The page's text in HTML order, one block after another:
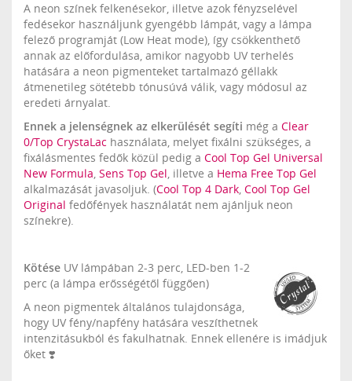
A neon színek felkenésekor, illetve azok fényzselével
fedésekor használjunk gyengébb lámpát, vagy a lámpa
felező programját (Low Heat mode), így csökkenthető
annak az előfordulása, amikor nagyobb UV terhelés
hatására a neon pigmenteket tartalmazó géllakk
átmenetileg sötétebb tónusúvá válik, vagy módosul az
eredeti árnyalat.
Ennek a jelenségnek az elkerülését segíti még a Clear
0/Top CrystaLac használata, melyet fixálni szükséges, a
fixálásmentes fedők közül pedig a Cool Top Gel Universal
New Formula, Sens Top Gel, illetve a Hema Free Top Gel
alkalmazását javasoljuk. (Cool Top 4 Dark, Cool Top Gel
Original fedőfények használatát nem ajánljuk neon
színekre).
Kötése UV lámpában 2-3 perc, LED-ben 1-2
perc (a lámpa erősségétől függően)
A neon pigmentek általános tulajdonsága,
hogy UV fény/napfény hatására veszíthetnek
intenzitásukból és fakulhatnak. Ennek ellenére is imádjuk
őket ❣️